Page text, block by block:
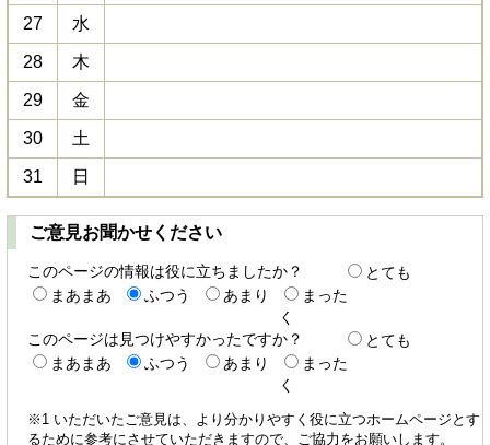
27 水
28 木
29 金
30 土
31 日
ご意見お聞かせください
このページの情報は役に立ちましたか？
とても
まあまあ
ふつう あまり
まった
く
このページは見つけやすかったですか？
とても
まあまあ
ふつう あまり
まった
く
※1 いただいたご意見は、より分かりやすく役に立つホームページとす
るために参考にさせていただきますので、ご協力をお願いします。